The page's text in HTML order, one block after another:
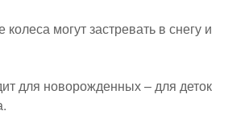
колеса могут застревать в снегу и
для новорожденных – для деток